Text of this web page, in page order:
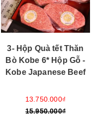
3- Hộp Quà tết Thăn
Bò Kobe 6* Hộp Gỗ -
Kobe Japanese Beef
13.750.000₫
15.950.000₫